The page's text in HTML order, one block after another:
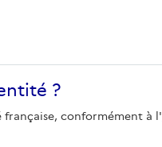
?
conformément à l'